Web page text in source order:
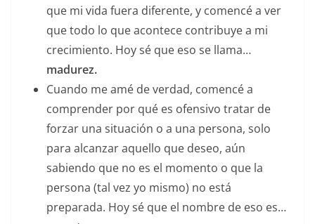
que mi vida fuera diferente, y comencé a ver
que todo lo que acontece contribuye a mi
crecimiento. Hoy sé que eso se llama…
madurez.
Cuando me amé de verdad, comencé a
comprender por qué es ofensivo tratar de
forzar una situación o a una persona, solo
para alcanzar aquello que deseo, aún
sabiendo que no es el momento o que la
persona (tal vez yo mismo) no está
preparada. Hoy sé que el nombre de eso es…